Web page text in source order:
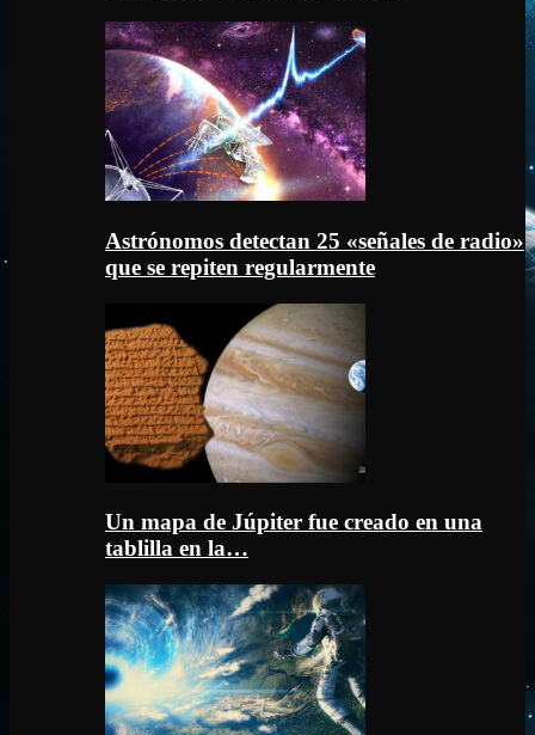
Astrónomos detectan 25 «señales de radio»
que se repiten regularmente
Un mapa de Júpiter fue creado en una
tablilla en la…